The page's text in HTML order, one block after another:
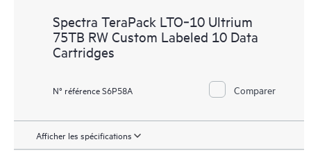
Spectra TeraPack LTO‑10 Ultrium
75TB RW Custom Labeled 10 Data
Cartridges
N° référence S6P58A Comparer
Afficher les spécifications